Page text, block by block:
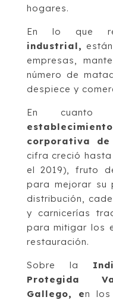
hogares.
En lo que
industrial,
empresas,
número de
despiece y
En cuanto
corporativa de
cifra creció hasta
el 2019), fruto
para mejorar su
distribución,
y carnicerías
para mitigar los
restauración.
Sobre la
Protegida
Gallego, en los